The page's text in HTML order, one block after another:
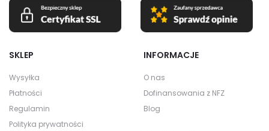
SKLEP
Wysyłka
Płatności
Regulamin
Polityka prywatności
INFORMACJE
O nas
Dofinansowania z NFZ
Blog